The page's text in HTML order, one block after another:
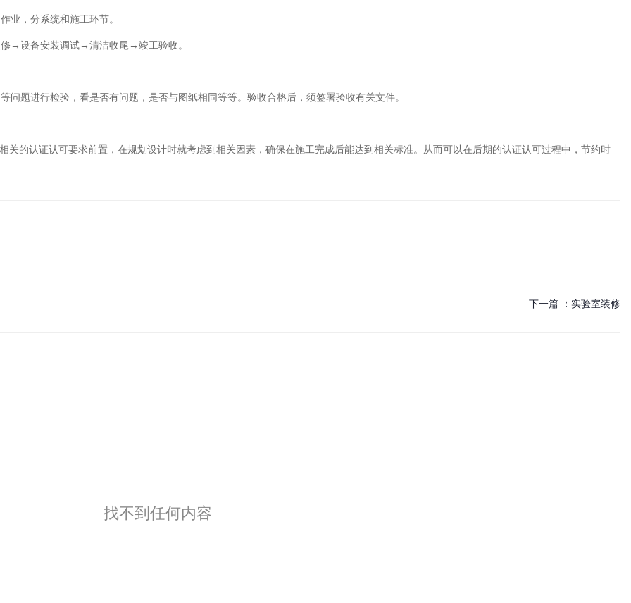
业，分系统和施工环节。
→设备安装调试→清洁收尾→竣工验收。
问题进行检验，看是否有问题，是否与图纸相同等等。验收合格后，须签署验收有关文件。
关的认证认可要求前置，在规划设计时就考虑到相关因素，确保在施工完成后能达到相关标准。从而可以在后期的认证认可过程中，节约时
下一篇 ： 实验室装修
找不到任何内容